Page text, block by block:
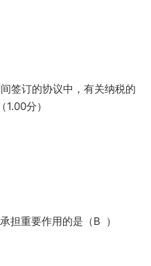
签订的协议中，有关纳税的
分）
担重要作用的是（B ）